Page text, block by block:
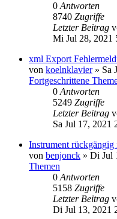
0 Antworten
8740 Zugriffe
Letzter Beitrag
Mi Jul 28, 2021
xml Export
von koelnklavier» Sa
Fortgeschrittene
0 Antworten
5249 Zugriffe
Letzter Beitrag
Sa Jul 17, 2021
Instrument rückgängig
von benjonck » Di Jul
Themen
0 Antworten
5158 Zugriffe
Letzter Beitrag
Di Jul 13, 2021